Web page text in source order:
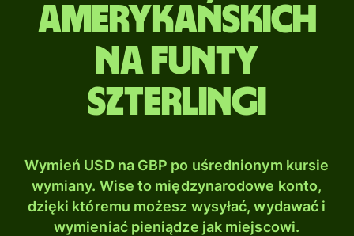
amerykańskich
na Funty
szterlingi
Wymień USD na GBP po uśrednionym kursie
wymiany. Wise to międzynarodowe konto,
dzięki któremu możesz wysyłać, wydawać i
wymieniać pieniądze jak miejscowi.